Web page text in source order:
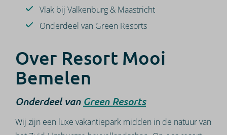
Vlak bij Valkenburg & Maastricht
Onderdeel van Green Resorts
Over Resort Mooi
Bemelen
Onderdeel van Green Resorts
Wij zijn een luxe vakantiepark midden in de natuur van